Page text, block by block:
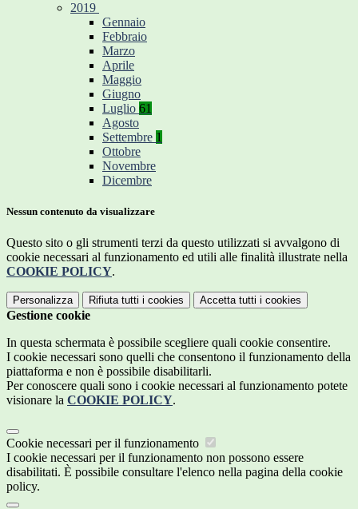
2019
Gennaio
Febbraio
Marzo
Aprile
Maggio
Giugno
Luglio 61
Agosto
Settembre 1
Ottobre
Novembre
Dicembre
Nessun contenuto da visualizzare
Questo sito o gli strumenti terzi da questo utilizzati si avvalgono di
cookie necessari al funzionamento ed utili alle finalità illustrate nella
COOKIE POLICY.
Personalizza Rifiuta tutti i cookies Accetta tutti i cookies
Gestione cookie
In questa schermata è possibile scegliere quali cookie consentire.
I cookie necessari sono quelli che consentono il funzionamento della
piattaforma e non è possibile disabilitarli.
Per conoscere quali sono i cookie necessari al funzionamento potete
visionare la COOKIE POLICY.
Cookie necessari per il funzionamento
I cookie necessari per il funzionamento non possono essere
disabilitati. È possibile consultare l'elenco nella pagina della cookie
policy.